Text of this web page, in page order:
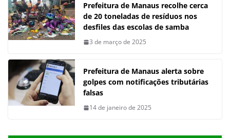
Prefeitura de Manaus recolhe cerca
de 20 toneladas de resíduos nos
desfiles das escolas de samba
3 de março de 2025
Prefeitura de Manaus alerta sobre
golpes com notificações tributárias
falsas
14 de janeiro de 2025